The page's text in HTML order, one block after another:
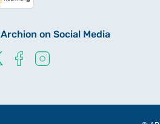
Archion on Social Media